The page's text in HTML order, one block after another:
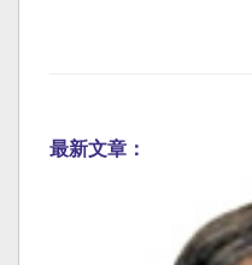
最新文章：